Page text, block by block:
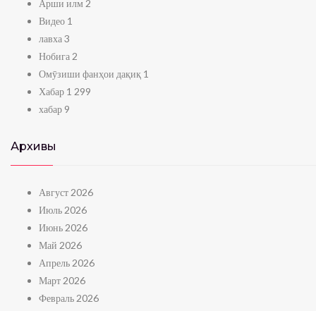
Арши илм2
Видео 1
лавха3
Нобига2
Омӯзиши фанҳои дақиқ 1
Хабар 1 299
хабар 9
Архивы
Август 2026
Июль 2026
Июнь 2026
Май 2026
Апрель 2026
Март 2026
Февраль 2026